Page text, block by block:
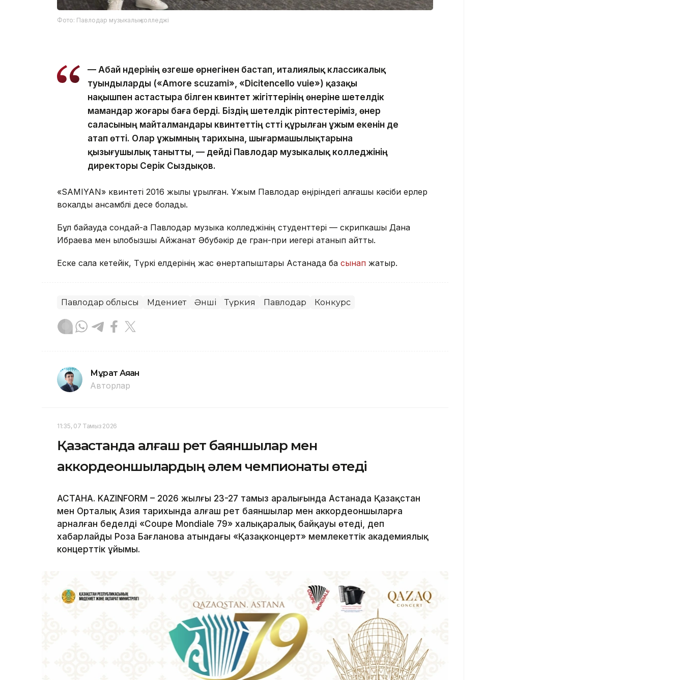
Фото: Павлодар музыкалық колледжі
— Абай әндерінің өзгеше өрнегінен бастап, италиялық классикалық
туындыларды («Amore scuzami», «Dicitencello vuie») қазақы
нақышпен астастыра білген квинтет жігіттерінің өнеріне шетелдік
мамандар жоғары баға берді. Біздің шетелдік әріптестеріміз, өнер
саласының майталмандары квинтеттің сәтті құрылған ұжым екенін де
атап өтті. Олар ұжымның тарихына, шығармашылықтарына
қызығушылық танытты, — дейді Павлодар музыкалық колледжінің
директоры Серік Сыздықов.
«SAMIYAN» квинтеті 2016 жылы құрылған. Ұжым Павлодар өңіріндегі алғашқы кәсіби ерлер
вокалдық ансамблі десе болады.
Бұл байқауда сондай-ақ Павлодар музыка колледжінің студенттері — скрипкашы Дана
Ибраева мен қылқобызшы Айжанат Әбубәкір де гран-при иегері атанып қайтты.
Еске сала кетейік, Түркі елдерінің жас өнертапқыштары Астанада бақ сынап жатыр.
Павлодар облысы Мәдениет Әнші Түркия Павлодар Конкурс
Мұрат Аяған
Авторлар
11:35, 07 Тамыз 2026
Қазақстанда алғаш рет баяншылар мен
аккордеоншылардың әлем чемпионаты өтеді
АСТАНА. KAZINFORM – 2026 жылғы 23-27 тамыз аралығында Астанада Қазақстан
мен Орталық Азия тарихында алғаш рет баяншылар мен аккордеоншыларға
арналған беделді «Coupe Mondiale 79» халықаралық байқауы өтеді, деп
хабарлайды Роза Бағланова атындағы «Қазақконцерт» мемлекеттік академиялық
концерттік ұйымы.